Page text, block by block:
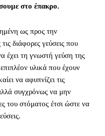
στο έπακρο.
ως προς την
διάφορες γεύσεις που
έχει τη γνωστή γεύση της
υλικά που έχουν
να αφυπνίζει τις
συγχρόνως να μην
του στόματος έτσι ώστε να